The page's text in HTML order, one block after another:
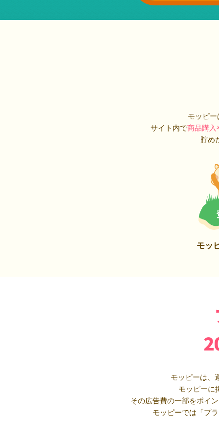
モッピ
サイト内で商品購入
貯め
モッ
モッピーは、
モッピーに
その広告費の一部をポイ
モッピーでは「プ